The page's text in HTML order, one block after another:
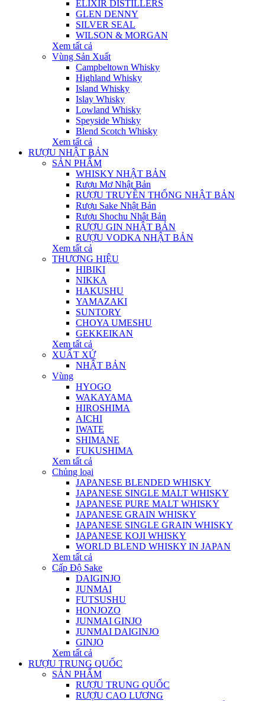
ELIXIR DISTILLERS
GLEN DENNY
SILVER SEAL
WILSON & MORGAN
Xem tất cả
Vùng Sản Xuất
Campbeltown Whisky
Highland Whisky
Island Whisky
Islay Whisky
Lowland Whisky
Speyside Whisky
Blend Scotch Whisky
Xem tất cả
RƯỢU NHẬT BẢN
SẢN PHẨM
WHISKY NHẬT BẢN
Rượu Mơ Nhật Bản
RƯỢU TRUYỀN THỐNG NHẬT BẢN
Rượu Sake Nhật Bản
Rượu Shochu Nhật Bản
RƯỢU GIN NHẬT BẢN
RƯỢU VODKA NHẬT BẢN
Xem tất cả
THƯƠNG HIỆU
HIBIKI
NIKKA
HAKUSHU
YAMAZAKI
SUNTORY
CHOYA UMESHU
GEKKEIKAN
Xem tất cả
XUẤT XỨ
NHẬT BẢN
Vùng
HYOGO
WAKAYAMA
HIROSHIMA
AICHI
IWATE
SHIMANE
FUKUSHIMA
Xem tất cả
Chủng loại
JAPANESE BLENDED WHISKY
JAPANESE SINGLE MALT WHISKY
JAPANESE PURE MALT WHISKY
JAPANESE GRAIN WHISKY
JAPANESE SINGLE GRAIN WHISKY
JAPANESE KOJI WHISKY
WORLD BLEND WHISKY IN JAPAN
Xem tất cả
Cấp Độ Sake
DAIGINJO
JUNMAI
FUTSUSHU
HONJOZO
JUNMAI GINJO
JUNMAI DAIGINJO
GINJO
Xem tất cả
RƯỢU TRUNG QUỐC
SẢN PHẨM
RƯỢU TRUNG QUỐC
RƯỢU CAO LƯƠNG